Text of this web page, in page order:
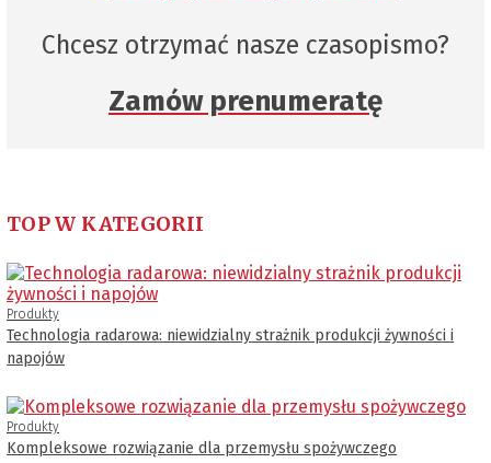
Chcesz otrzymać nasze czasopismo?
Zamów prenumeratę
TOP W KATEGORII
Produkty
Technologia radarowa: niewidzialny strażnik produkcji żywności i
napojów
Produkty
Kompleksowe rozwiązanie dla przemysłu spożywczego